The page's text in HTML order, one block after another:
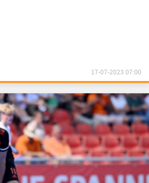
17-07-2023 07:00